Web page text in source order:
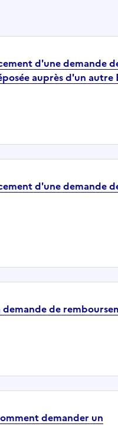
d'une demande
auprès d'un autre
d'une demande
de
demander un